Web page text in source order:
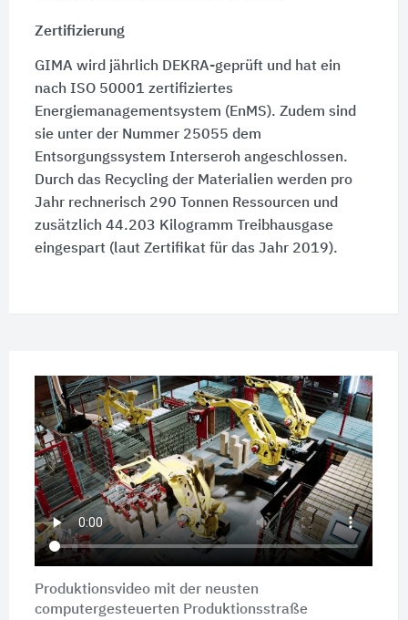
Zertifizierung
GIMA wird jährlich DEKRA-geprüft und hat ein
nach ISO 50001 zertifiziertes
Energiemanagementsystem (EnMS). Zudem sind
sie unter der Nummer 25055 dem
Entsorgungssystem Interseroh angeschlossen.
Durch das Recycling der Materialien werden pro
Jahr rechnerisch 290 Tonnen Ressourcen und
zusätzlich 44.203 Kilogramm Treibhausgase
eingespart (laut Zertifikat für das Jahr 2019).
Produktionsvideo mit der neusten
computergesteuerten Produktionsstraße